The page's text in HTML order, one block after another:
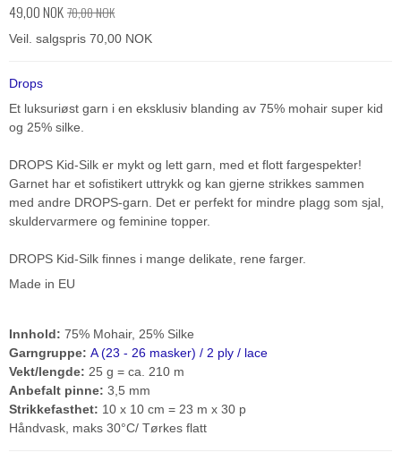
49,00 NOK70,00 NOK
Veil. salgspris 70,00 NOK
Drops
Et luksuriøst garn i en eksklusiv blanding av 75% mohair super kid
og 25% silke.
DROPS Kid-Silk er mykt og lett garn, med et flott fargespekter!
Garnet har et sofistikert uttrykk og kan gjerne strikkes sammen
med andre DROPS-garn. Det er perfekt for mindre plagg som sjal,
skuldervarmere og feminine topper.
DROPS Kid-Silk finnes i mange delikate, rene farger.
Made in EU
Innhold: 75% Mohair, 25% Silke
Garngruppe: A (23 - 26 masker) / 2 ply / lace
Vekt/lengde: 25 g = ca. 210 m
Anbefalt pinne: 3,5 mm
Strikkefasthet: 10 x 10 cm = 23 m x 30 p
Håndvask, maks 30°C/ Tørkes flatt